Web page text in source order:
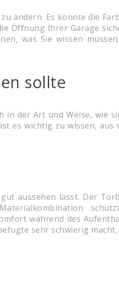
ändern. Es könnte die
Öffnung Ihrer Garage
was Sie wissen
sollte
in der Art und Weise, wie
es wichtig zu wissen, aus
aussehen lässt. Der
während des
sehr schwierig